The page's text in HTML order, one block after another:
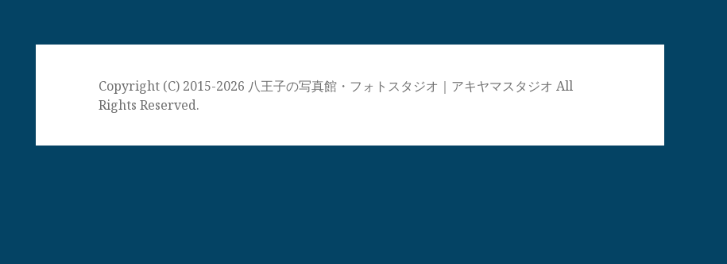
Copyright (C) 2015-2026 八王子の写真館・フォトスタジオ｜アキヤマスタジオ All
Rights Reserved.